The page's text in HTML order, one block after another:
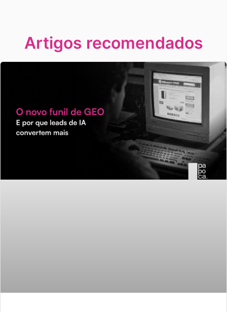
Artigos recomendados